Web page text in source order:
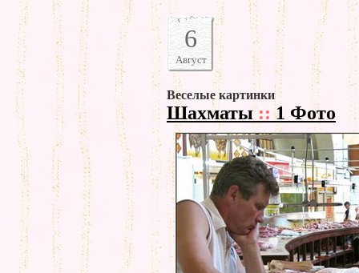
6
Август
Веселые картинки
Шахматы::1 Фото